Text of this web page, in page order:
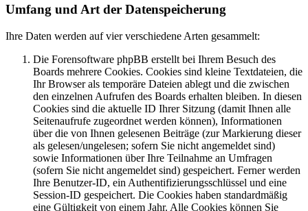
Umfang und Art der Datenspeicherung
Ihre Daten werden auf vier verschiedene Arten gesammelt:
Die Forensoftware phpBB erstellt bei Ihrem Besuch des
Boards mehrere Cookies. Cookies sind kleine Textdateien, die
Ihr Browser als temporäre Dateien ablegt und die zwischen
den einzelnen Aufrufen des Boards erhalten bleiben. In diesen
Cookies sind die aktuelle ID Ihrer Sitzung (damit Ihnen alle
Seitenaufrufe zugeordnet werden können), Informationen
über die von Ihnen gelesenen Beiträge (zur Markierung dieser
als gelesen/ungelesen; sofern Sie nicht angemeldet sind)
sowie Informationen über Ihre Teilnahme an Umfragen
(sofern Sie nicht angemeldet sind) gespeichert. Ferner werden
Ihre Benutzer-ID, ein Authentifizierungsschlüssel und eine
Session-ID gespeichert. Die Cookies haben standardmäßig
eine Gültigkeit von einem Jahr. Alle Cookies können Sie